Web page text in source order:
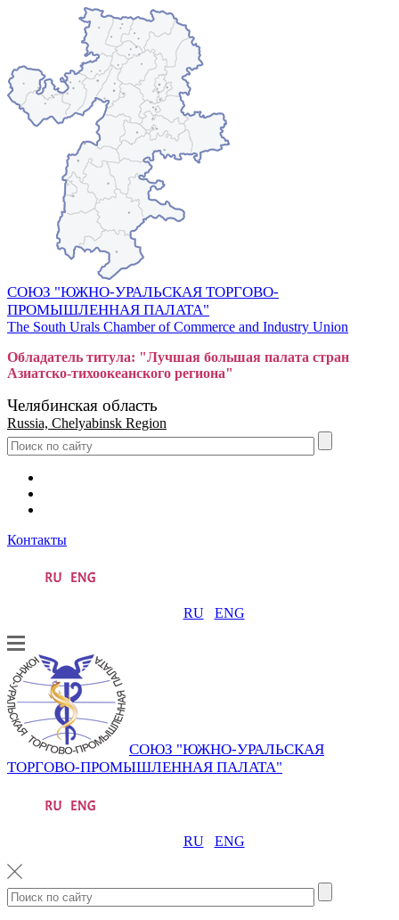
СОЮЗ "ЮЖНО-УРАЛЬСКАЯ ТОРГОВО-
ПРОМЫШЛЕННАЯ ПАЛАТА"
The South Urals Chamber of Commerce and Industry Union
Обладатель титула: "Лучшая большая палата стран
Азиатско-тихоокеанского региона"
Челябинская область
Russia, Chelyabinsk Region
Контакты
RU ENG
СОЮЗ "ЮЖНО-УРАЛЬСКАЯ
ТОРГОВО-ПРОМЫШЛЕННАЯ ПАЛАТА"
RU ENG